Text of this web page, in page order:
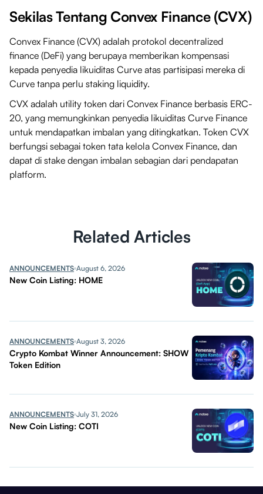
Sekilas Tentang Convex Finance (CVX)
Convex Finance (CVX) adalah protokol decentralized
finance (DeFi) yang berupaya memberikan kompensasi
kepada penyedia likuiditas Curve atas partisipasi mereka di
Curve tanpa perlu staking liquidity.
CVX adalah utility token dari Convex Finance berbasis ERC-
20, yang memungkinkan penyedia likuiditas Curve Finance
untuk mendapatkan imbalan yang ditingkatkan. Token CVX
berfungsi sebagai token tata kelola Convex Finance, dan
dapat di stake dengan imbalan sebagian dari pendapatan
platform.
Related Articles
ANNOUNCEMENTS August 6, 2026
New Coin Listing: HOME
ANNOUNCEMENTS August 3, 2026
Crypto Kombat Winner Announcement: SHOW
Token Edition
ANNOUNCEMENTS July 31, 2026
New Coin Listing: COTI